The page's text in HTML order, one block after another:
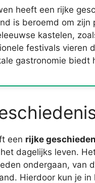
heeft een rijke
is beroemd om zijn
kastelen,
festivals vieren
gastronomie biedt
een rijke
dagelijks leven.
ondergaan, van
Hierdoor kun je